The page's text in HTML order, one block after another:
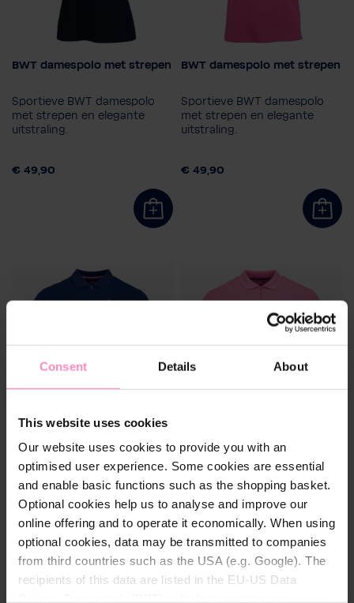
Consent Details About
This website uses cookies
Our website uses cookies to provide you with an
optimised user experience. Some cookies are essential
and enable basic functions such as the shopping basket.
Optional cookies help us to analyse and improve our
online offering and to operate it economically. When using
optional cookies, data may be transmitted to companies
from third countries such as the USA (e.g. Google). The
recipients of this data are listed in the EU-US Data
Kleur
Maat
XS
S M
BWT damespolo met strepen
Sportieve BWT damespolo
met strepen en elegante
uitstraling.
€ 49,90
Kleur
Maat
XS
S M
BWT damespolo met strepen
Sportieve BWT damespolo
met strepen en elegante
uitstraling.
€ 49,90
Kleur
Maat
S
M L XL
2XL
3XL
BWT herenpolo met strepen
Sportieve polo met
€ 49,90
Kleur
Maat
S
M L XL
2XL
3XL
BWT herenpolo met strepen
Sportieve polo met
hoogwaardig draagcomfort
€ 49,90